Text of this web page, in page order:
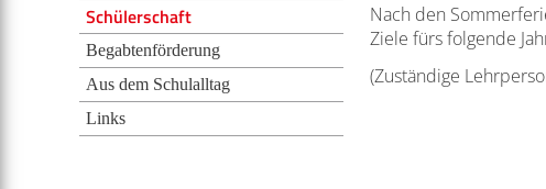
Nach den
Ziele fürs folgende
(Zuständige
Schülerschaft
Begabtenförderung
Aus dem Schulalltag
Links
Mittagstisch
Weiterführende Schulen
Sporthallen SSG Arbon